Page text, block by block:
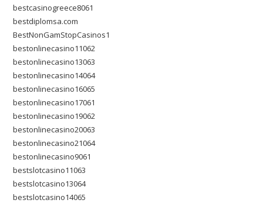
bestcasinogreece8061
bestdiplomsa.com
BestNonGamStopCasinos1
bestonlinecasino11062
bestonlinecasino13063
bestonlinecasino14064
bestonlinecasino16065
bestonlinecasino17061
bestonlinecasino19062
bestonlinecasino20063
bestonlinecasino21064
bestonlinecasino9061
bestslotcasino11063
bestslotcasino13064
bestslotcasino14065